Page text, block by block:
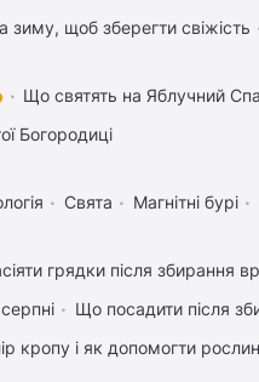
зиму, щоб зберегти свіжість
Що святять на Яблучний
Богородиці
Свята Магнітні бурі
грядки після збирання
Що посадити після
кропу і як допомогти